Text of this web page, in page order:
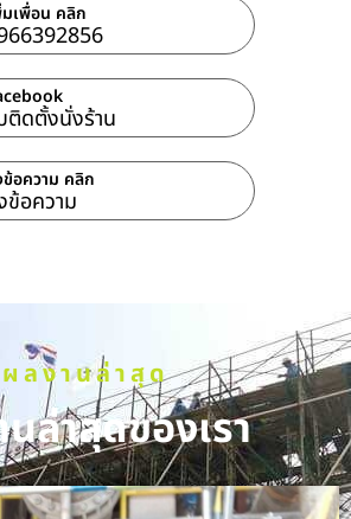
มเพื่อน คลิก
ติดตั้งนั่งร้าน
อความ คลิก
ข้อความ
ผลงานล่าสุด
ล่าสุดของเรา